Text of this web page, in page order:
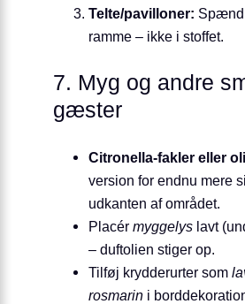
Telte/pavilloner:
ramme – ikke i stoffet.
7. Myg og andre
gæster
Citronella-fakler eller
version for endnu mere
udkanten af området.
Placér myggelys lavt
– duftolien stiger op.
Tilføj krydderurter som
rosmarin i